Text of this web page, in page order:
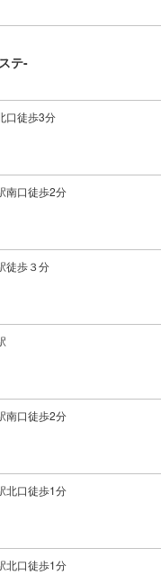
テ-
口徒歩3分
南口徒歩2分
徒歩３分
南口徒歩2分
北口徒歩1分
北口徒歩1分